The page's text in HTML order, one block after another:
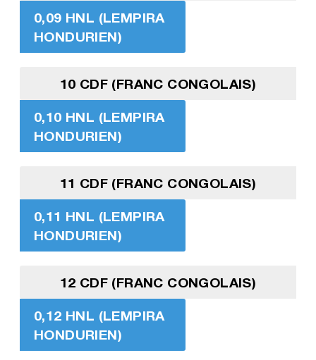
0,09 HNL (LEMPIRA
HONDURIEN)
10 CDF (FRANC CONGOLAIS)
0,10 HNL (LEMPIRA
HONDURIEN)
11 CDF (FRANC CONGOLAIS)
0,11 HNL (LEMPIRA
HONDURIEN)
12 CDF (FRANC CONGOLAIS)
0,12 HNL (LEMPIRA
HONDURIEN)